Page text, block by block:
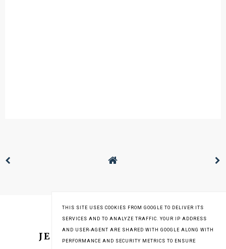
JESTEM NA INSTAGRAMIE
THIS SITE USES COOKIES FROM GOOGLE TO DELIVER ITS
SERVICES AND TO ANALYZE TRAFFIC. YOUR IP ADDRESS
AND USER-AGENT ARE SHARED WITH GOOGLE ALONG WITH
PERFORMANCE AND SECURITY METRICS TO ENSURE